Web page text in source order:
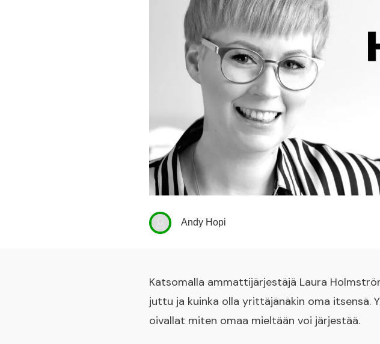
Andy Hopi
Katsomalla ammattijärjestäjä Laura
juttu ja kuinka olla yrittäjänäkin oma
oivallat miten omaa mieltään voi järjestää.